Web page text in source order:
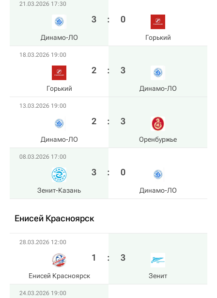
21.03.2026 17:30
Динамо-ЛО
3 : 0
Горький
18.03.2026 19:00
Горький
2 : 3
Динамо-ЛО
13.03.2026 19:00
Динамо-ЛО
2 : 3
Оренбуржье
08.03.2026 17:00
Зенит-Казань
3 : 0
Динамо-ЛО
Енисей Красноярск
28.03.2026 12:00
Енисей Красноярск
1 : 3
Зенит
24.03.2026 19:00